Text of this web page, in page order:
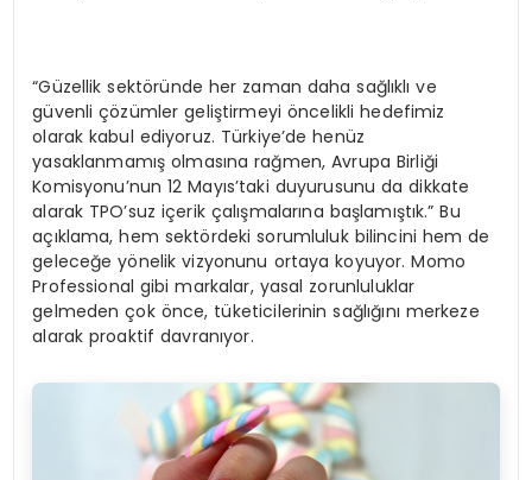
“Güzellik sektöründe her zaman daha sağlıklı ve
güvenli çözümler geliştirmeyi öncelikli hedefimiz
olarak kabul ediyoruz. Türkiye’de henüz
yasaklanmamış olmasına rağmen, Avrupa Birliği
Komisyonu’nun 12 Mayıs’taki duyurusunu da dikkate
alarak TPO’suz içerik çalışmalarına başlamıştık.” Bu
açıklama, hem sektördeki sorumluluk bilincini hem de
geleceğe yönelik vizyonunu ortaya koyuyor. Momo
Professional gibi markalar, yasal zorunluluklar
gelmeden çok önce, tüketicilerinin sağlığını merkeze
alarak proaktif davranıyor.